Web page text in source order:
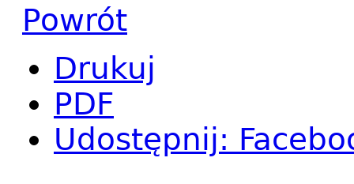
Powrót
Drukuj
PDF
Udostępnij: